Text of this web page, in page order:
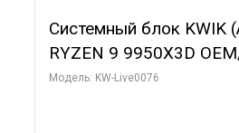
Системный блок KWIK
RYZEN 9 9950X3D
ОЗУ/ Gigabyte RTX5080
Модель: KW-Live0076